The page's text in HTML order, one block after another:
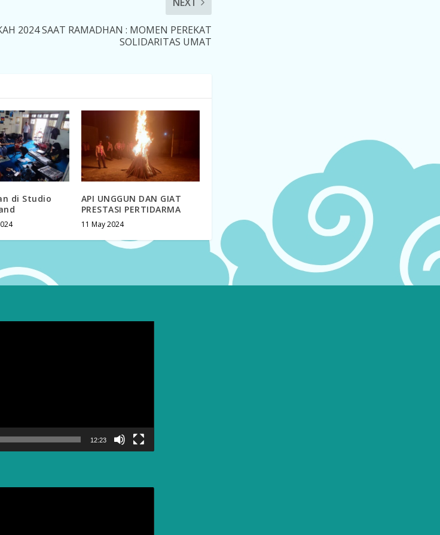
2024 SAAT RAMADHAN : MOMEN PEREKAT
SOLIDARITAS UMAT
di Studio
API UNGGUN DAN GIAT
PRESTASI PERTIDARMA
11 May 2024
12:23